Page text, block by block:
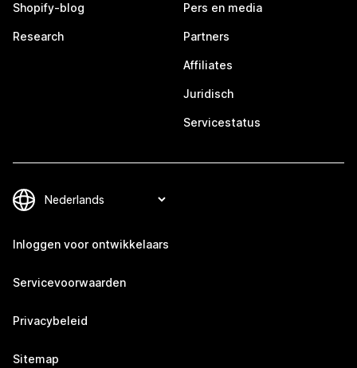
Shopify-blog
Research
Pers en media
Partners
Affiliates
Juridisch
Servicestatus
Inloggen voor ontwikkelaars
Servicevoorwaarden
Privacybeleid
Sitemap